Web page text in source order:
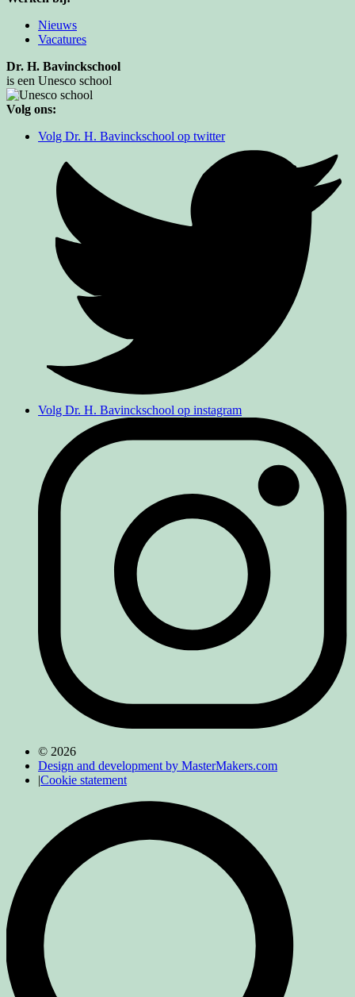
Nieuws
Vacatures
Dr. H. Bavinckschool
is een Unesco school
Volg ons:
Volg Dr. H. Bavinckschool op twitter
Volg Dr. H. Bavinckschool op instagram
© 2026
Design and development by MasterMakers.com
|Cookie statement